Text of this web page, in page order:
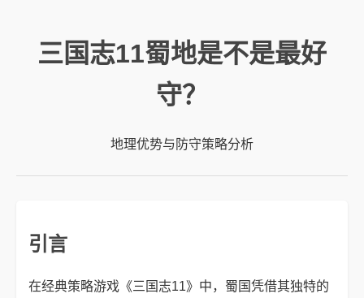
三国志11蜀地是不是最好
守？
地理优势与防守策略分析
引言
在经典策略游戏《三国志11》中，蜀国凭借其独特的